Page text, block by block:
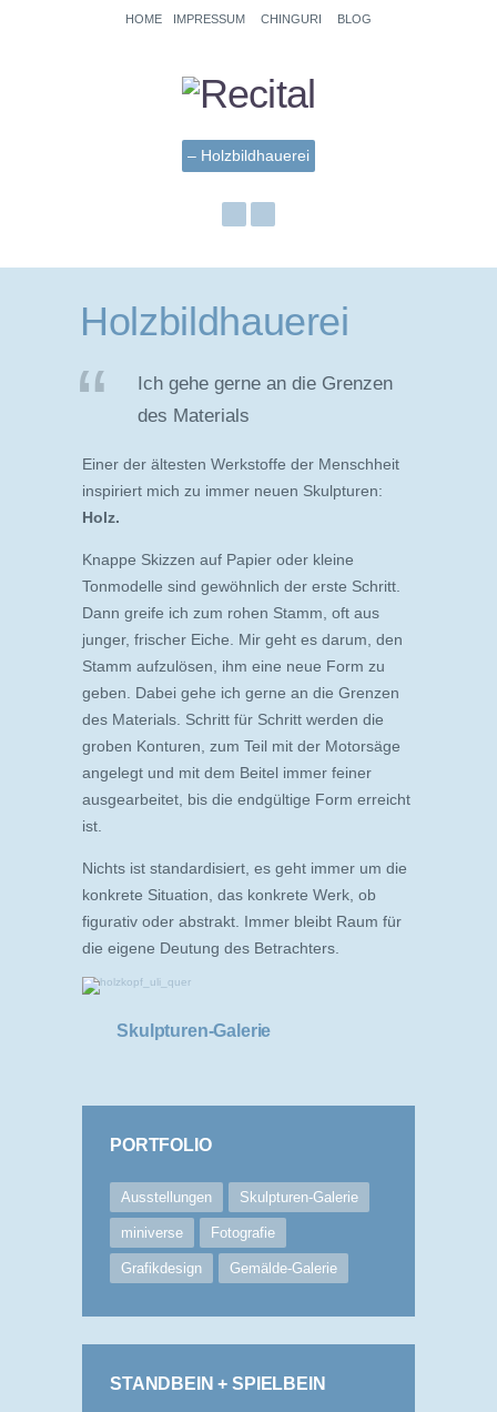
HOME IMPRESSUM CHINGURI BLOG
Holzbildhauerei
Ich gehe gerne an die Grenzen
des Materials
Einer der ältesten Werkstoffe der Menschheit
inspiriert mich zu immer neuen ­Skulpturen:
Holz.
Knappe Skizzen auf Papier oder kleine
Tonmodelle sind gewöhnlich der erste Schritt.
Dann greife ich zum rohen Stamm, oft aus
junger, frischer Eiche. Mir geht es darum, den
Stamm aufzulösen, ihm eine neue Form zu
geben. Dabei gehe ich ­gerne an die Grenzen
des ­Materials. Schritt für Schritt werden die
groben Konturen, zum Teil mit der Motorsäge
angelegt und mit dem Beitel immer feiner
ausgearbeitet, bis die endgültige Form erreicht
ist.
Nichts ist ­standardisiert, es geht immer um die
konkrete Situation, das konkrete Werk, ob
figurativ oder abstrakt. Immer bleibt Raum für
die eigene Deutung des Betrachters.
Skulpturen-Galerie
PORTFOLIO
Ausstellungen Skulpturen-Galerie
miniverse Fotografie
Grafikdesign Gemälde-Galerie
STANDBEIN + SPIELBEIN